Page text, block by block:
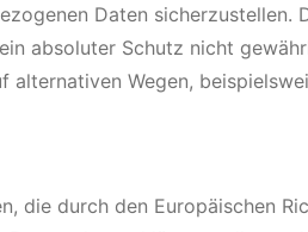
Daten sicherzustellen.
absoluter Schutz nicht
Wegen,
die durch den Europäischen